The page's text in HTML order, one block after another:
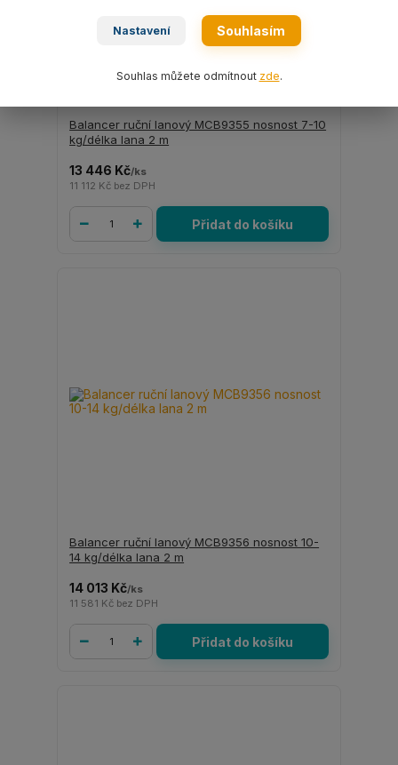
Balancer ruční lanový MCB9355 nosnost 7-10
kg/délka lana 2 m
13 446 Kč/ks
11 112 Kč bez DPH
Přidat do košíku
Balancer ruční lanový MCB9356 nosnost 10-
14 kg/délka lana 2 m
14 013 Kč/ks
11 581 Kč bez DPH
Přidat do košíku
Nastavení Souhlasím
Souhlas můžete odmítnout zde.